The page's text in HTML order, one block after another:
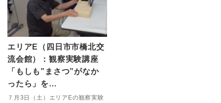
エリアE（四日市市橋北交
流会館）：観察実験講座
「もしも”まさつ”がなか
ったら」を…
７月3日（土）エリアEの観察実験